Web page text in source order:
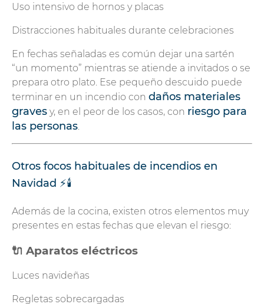
Uso intensivo de hornos y placas
Distracciones habituales durante celebraciones
En fechas señaladas es común dejar una sartén
“un momento” mientras se atiende a invitados o se
prepara otro plato. Ese pequeño descuido puede
terminar en un incendio con daños materiales
graves y, en el peor de los casos, con riesgo para
las personas
Otros focos habituales de incendios en
Navidad ⚡🕯️
Además de la cocina, existen otros elementos muy
presentes en estas fechas que elevan el riesgo:
🔌 Aparatos eléctricos
Luces navideñas
Regletas sobrecargadas